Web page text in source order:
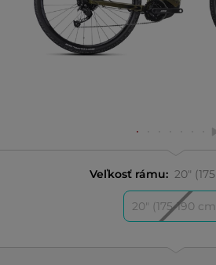
Veľkosť rámu: 20"
20" (175-190